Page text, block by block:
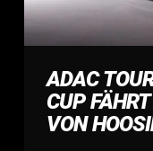
ADAC
CUP
VON